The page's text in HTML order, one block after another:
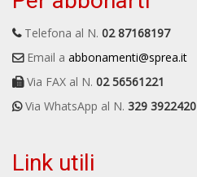
Telefona al N. 02 87168197
Email a abbonamenti@sprea.it
Via FAX al N. 02 56561221
Via WhatsApp al N. 329 3922420
Link utili